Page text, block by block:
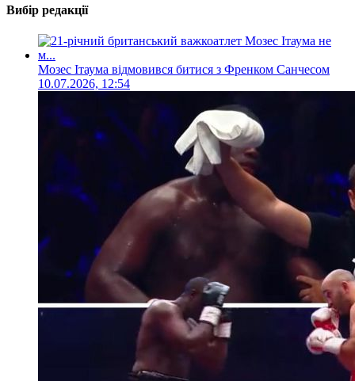
Вибір редакції
Мозес Ітаума відмовився битися з Френком Санчесом
10.07.2026, 12:54